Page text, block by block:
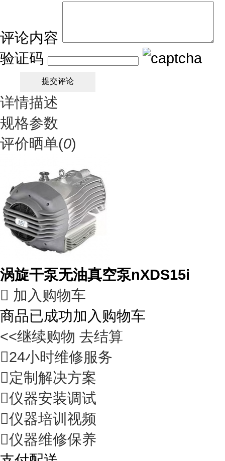
评论内容
验证码
详情描述
规格参数
评价晒单(0)
涡旋干泵无油真空泵nXDS15i
 加入购物车
商品已成功加入购物车
<<继续购物 去结算
24小时维修服务
定制解决方案
仪器安装调试
仪器培训视频
仪器维修保养